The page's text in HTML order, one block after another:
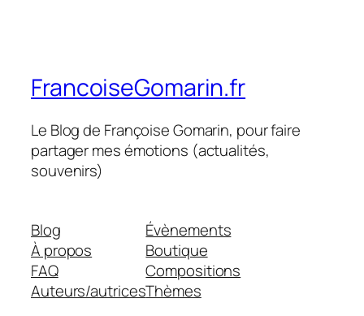
FrancoiseGomarin.fr
Le Blog de Françoise Gomarin, pour faire
partager mes émotions (actualités,
souvenirs)
Blog
À propos
FAQ
Auteurs/autrices
Évènements
Boutique
Compositions
Thèmes